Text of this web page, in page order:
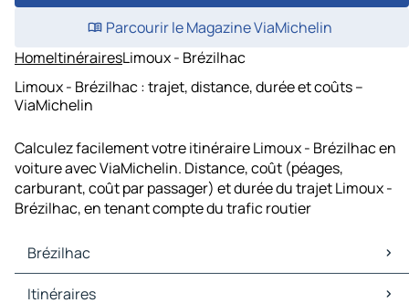
Parcourir le Magazine ViaMichelin
HomeItinérairesLimoux - Brézilhac
Limoux - Brézilhac : trajet, distance, durée et coûts –
ViaMichelin
Calculez facilement votre itinéraire Limoux - Brézilhac en
voiture avec ViaMichelin. Distance, coût (péages,
carburant, coût par passager) et durée du trajet Limoux -
Brézilhac, en tenant compte du trafic routier
Brézilhac
Brézilhac Cartes et plans
Itinéraires